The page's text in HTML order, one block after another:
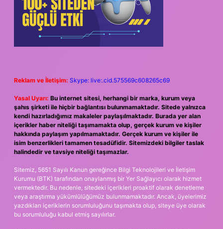
Reklam ve İletişim: Skype: live:.cid.575569c608265c69
Yasal Uyarı: Bu internet sitesi, herhangi bir marka, kurum veya
şahıs şirketi ile hiçbir bağlantısı bulunmamaktadır. Sitede yalnızca
kendi hazırladığımız makaleler paylaşılmaktadır. Burada yer alan
içerikler haber niteliği taşımamakta olup, gerçek kurum ve kişiler
hakkında paylaşım yapılmamaktadır. Gerçek kurum ve kişiler ile
isim benzerlikleri tamamen tesadüfidir. Sitemizdeki bilgiler taslak
halindedir ve tavsiye niteliği taşımazlar.
Sitemiz, 5651 Sayılı Kanun gereğince Bilgi Teknolojileri ve İletişim
Kurumu (BTK) tarafından onaylanmış bir Yer Sağlayıcı olarak hizmet
vermektedir. Bu nedenle, sitedeki içerikleri proaktif olarak denetleme
veya araştırma yükümlülüğümüz bulunmamaktadır. Ancak, üyelerimiz
yazdıkları içeriklerin sorumluluğunu taşımakta olup, siteye üye olarak
bu sorumluluğu kabul etmiş sayılırlar.